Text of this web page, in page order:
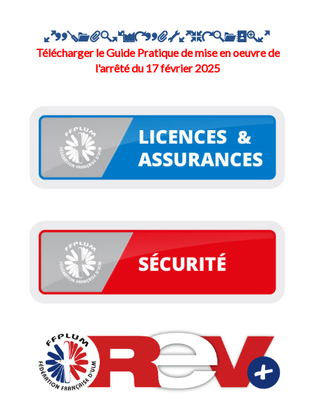
Télécharger le Guide Pratique de mise en oeuvre de
l'arrêté du 17 février 2025